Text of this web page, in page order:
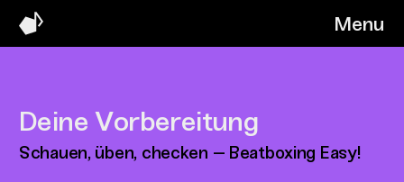
Menu
Deine Vorbereitung
Schauen, üben, checken – Beatboxing Easy!